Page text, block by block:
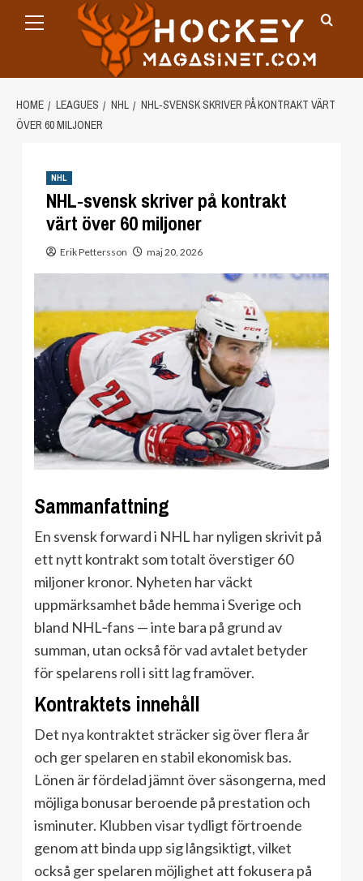
Menu
HOME LEAGUES NHL
NHL‑SVENSK SKRIVER PÅ KONTRAKT VÄRT
ÖVER 60 MILJONER
NHL
NHL‑svensk skriver på kontrakt
värt över 60 miljoner
Erik Pettersson maj 20, 2026
Sammanfattning
En svensk forward i NHL har nyligen skrivit på
ett nytt kontrakt som totalt överstiger 60
miljoner kronor. Nyheten har väckt
uppmärksamhet både hemma i Sverige och
bland NHL‑fans — inte bara på grund av
summan, utan också för vad avtalet betyder
för spelarens roll i sitt lag framöver.
Kontraktets innehåll
Det nya kontraktet sträcker sig över flera år
och ger spelaren en stabil ekonomisk bas.
Lönen är fördelad jämnt över säsongerna, med
möjliga bonusar beroende på prestation och
isminuter. Klubben visar tydligt förtroende
genom att binda upp sig långsiktigt, vilket
också ger spelaren möjlighet att fokusera på